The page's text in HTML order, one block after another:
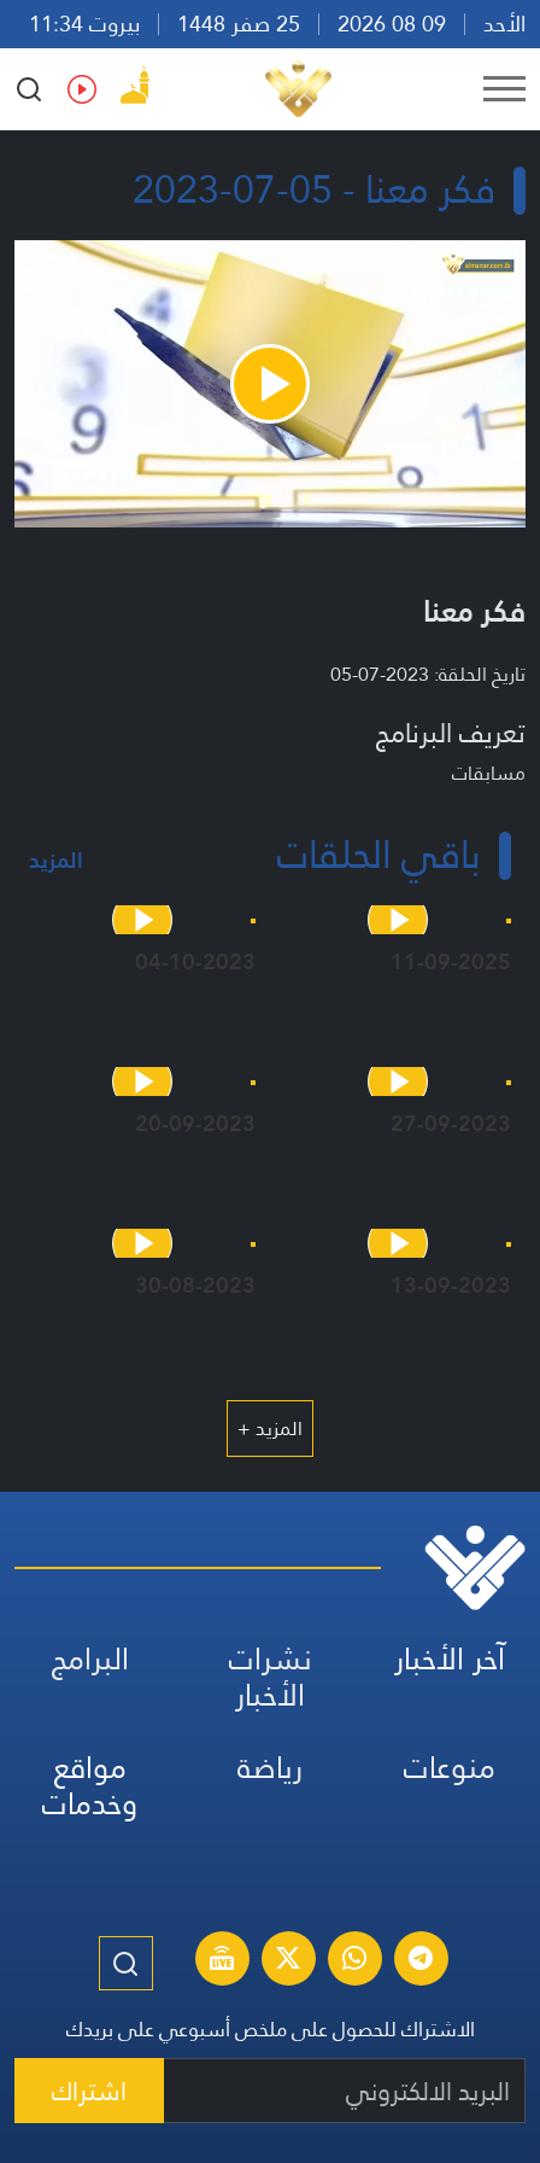
الأحد
بيروت 11:34
Ar
En Fr Es
فكر معنا - 05-07-2023
Play
Video
فكر معنا
تاريخ الحلقة: 2023-07-05
تعريف البرنامج
مسابقات
باقي الحلقات المزيد
11-09-2025
04-10-2023
27-09-2023
20-09-2023
13-09-2023
30-08-2023
المزيد +
آخر الأخبار نشرات
الأخبار
البرامج
منوعات
رياضة مواقع
وخدمات
الاشتراك للحصول على ملخص أسبوعي على بريدك
اشتراك